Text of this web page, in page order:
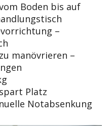
Boden bis auf
–
manövrieren –
Platz
Notabsenkung